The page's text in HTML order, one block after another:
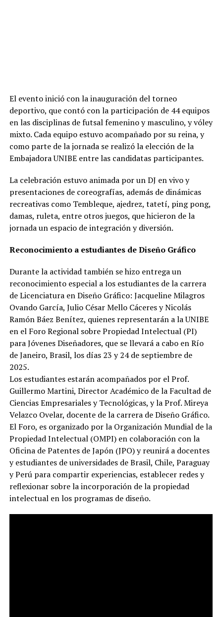
El evento inició con la inauguración del torneo
deportivo, que contó con la participación de 44 equipos
en las disciplinas de futsal femenino y masculino, y vóley
mixto. Cada equipo estuvo acompañado por su reina, y
como parte de la jornada se realizó la elección de la
Embajadora UNIBE entre las candidatas participantes.
La celebración estuvo animada por un DJ en vivo y
presentaciones de coreografías, además de dinámicas
recreativas como Tembleque, ajedrez, tatetí, ping pong,
damas, ruleta, entre otros juegos, que hicieron de la
jornada un espacio de integración y diversión.
Reconocimiento a estudiantes de Diseño Gráfico
Durante la actividad también se hizo entrega un
reconocimiento especial a los estudiantes de la carrera
de Licenciatura en Diseño Gráfico: Jacqueline Milagros
Ovando García, Julio César Mello Cáceres y Nicolás
Ramón Báez Benítez, quienes representarán a la UNIBE
en el Foro Regional sobre Propiedad Intelectual (PI)
para Jóvenes Diseñadores, que se llevará a cabo en Río
de Janeiro, Brasil, los días 23 y 24 de septiembre de
2025.
Los estudiantes estarán acompañados por el Prof.
Guillermo Martini, Director Académico de la Facultad de
Ciencias Empresariales y Tecnológicas, y la Prof. Mireya
Velazco Ovelar, docente de la carrera de Diseño Gráfico.
El Foro, es organizado por la Organización Mundial de la
Propiedad Intelectual (OMPI) en colaboración con la
Oficina de Patentes de Japón (JPO) y reunirá a docentes
y estudiantes de universidades de Brasil, Chile, Paraguay
y Perú para compartir experiencias, establecer redes y
reflexionar sobre la incorporación de la propiedad
intelectual en los programas de diseño.